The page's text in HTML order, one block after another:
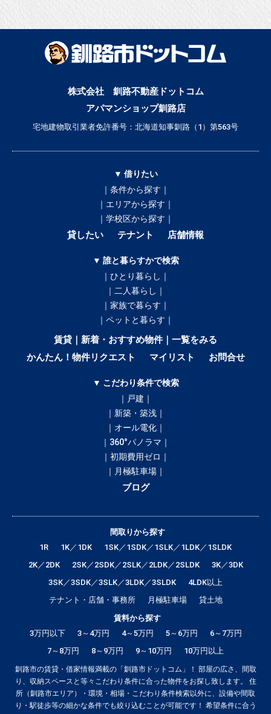
株式会社 釧路不動産ドットコム
アパマンショップ釧路店
宅地建物取引業者免許番号：北海道知事釧路（1）第563号
▼ 借りたい
｜条件から探す｜
｜エリアから探す｜
｜学校区から探す｜
貸したい テナント 店舗情報
▼ 誰と暮らすかで検索
｜ひとり暮らし｜
｜二人暮らし｜
｜家族で暮らす｜
｜ペットと暮らす｜
賃貸｜新着・おすすめ物件｜一覧をみる
かんたん！物件リクエスト
マイリスト お問合せ
▼ こだわり条件で検索
｜戸建｜
｜新築・築浅｜
｜オール電化｜
｜360°パノラマ｜
｜初期費用ゼロ｜
｜月極駐車場｜
ブログ
間取りから探す
1R
1K／1DK
1SK／1SDK／1SLK／1LDK／1SLDK
2K／2DK
2SK／2SDK／2SLK／2LDK／2SLDK
3K／3DK
3SK／3SDK／3SLK／3LDK／3SLDK
4LDK以上
テナント・店舗・事務所
月極駐車場
貸土地
賃料から探す
3万円以下
3～4万円 4～5万円 5～6万円
6～7万円
7～8万円
8～9万円 9～10万円 10万円以上
釧路市の賃貸・借家情報満載の「釧路市ドットコム」！ 部屋の広さ、間取
り、収納スペースと等々こだわり条件に合った物件をお探し致します。 住
所（釧路市エリア）・環境・相場・こだわり条件検索以外に、設備や間取
り・駅徒歩等の細かな条件でも絞り込むことが可能です！ 希望条件に合う